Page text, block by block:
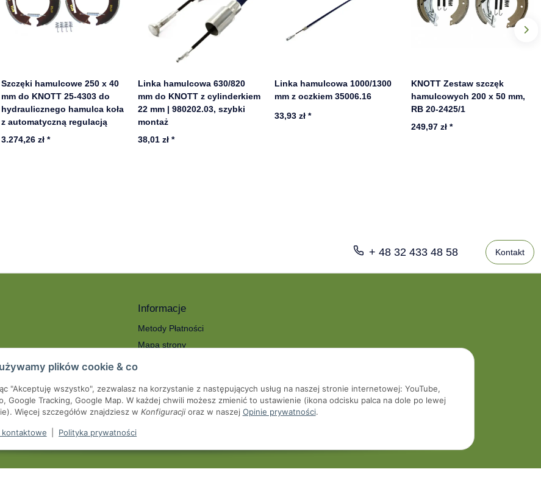
plików cookie & co
"Akceptuję wszystko", zezwalasz na korzystanie z następujących usług na naszej stronie internetowej: YouTube,
Google Tracking, Google Map. W każdej chwili możesz zmienić to ustawienie (ikona odcisku palca na dole po lewej
Więcej szczegółów znajdziesz w Konfiguracjioraz w naszej Opinie prywatności.
kontaktowe Polityka prywatności
Szczęki hamulcowe 250 x 40
mm do KNOTT 25-4303 do
hydraulicznego hamulca koła
z automatyczną regulacją
3.274,26 zł*
Linka hamulcowa 630/820
mm do KNOTT z cylinderkiem
22 mm | 980202.03, szybki
montaż
38,01 zł*
Linka hamulcowa 1000/1300
mm z oczkiem 35006.16
33,93 zł*
KNOTT Zestaw szczęk
hamulcowych 200 x 50 mm,
RB 20-2425/1
249,97 zł*
+ 48 32 433 48 58 Kontakt
od umowy
Informacje
Metody Płatności
Mapa strony
Serwis